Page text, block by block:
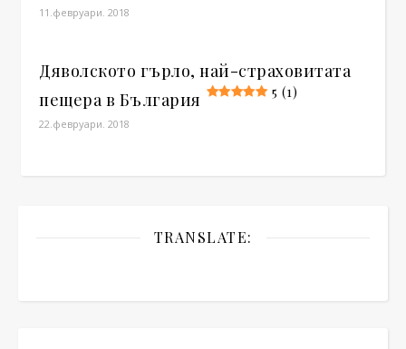
11.февруари. 2018
Дяволското гърло, най-страховитата
пещера в България
5 (1)
22.февруари. 2018
TRANSLATE: